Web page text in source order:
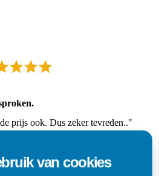
prijs ook. Dus zeker tevreden.."
van cookies